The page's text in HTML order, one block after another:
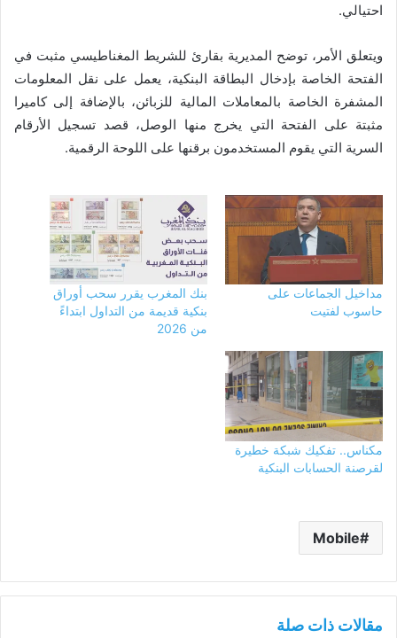
احتيالي.
ويتعلق الأمر، توضح المديرية بقارئ للشريط المغناطيسي مثبت في
الفتحة الخاصة بإدخال البطاقة البنكية، يعمل على نقل المعلومات
المشفرة الخاصة بالمعاملات المالية للزبائن، بالإضافة إلى كاميرا
مثبتة على الفتحة التي يخرج منها الوصل، قصد تسجيل الأرقام
السرية التي يقوم المستخدمون برقنها على اللوحة الرقمية.
مداخيل الجماعات على
حاسوب لفتيت
بنك المغرب يقرر سحب أوراق
بنكية قديمة من التداول ابتداءً
من 2026
مكناس.. تفكيك شبكة خطيرة
لقرصنة الحسابات البنكية
Mobile
مقالات ذات صلة